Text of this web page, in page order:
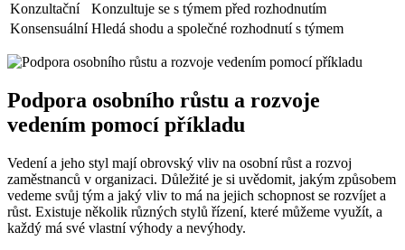
Konzultační
Konzultuje se s týmem před rozhodnutím
Konsensuální Hledá shodu a společné rozhodnutí s týmem
Podpora osobního růstu a rozvoje
vedením pomocí příkladu
Vedení a jeho styl mají obrovský vliv na osobní růst a rozvoj
zaměstnanců v organizaci. Důležité je si uvědomit, jakým způsobem
vedeme svůj tým a jaký vliv to má na jejich schopnost se rozvíjet a
růst. Existuje několik různých stylů řízení, které můžeme využít, a
každý má své vlastní výhody a nevýhody.